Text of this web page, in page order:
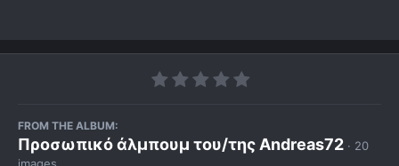
FROM THE ALBUM:
Προσωπικό άλμπουμ του/της Andreas72 · 20